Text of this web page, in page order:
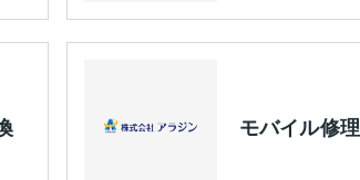
モバイル修理